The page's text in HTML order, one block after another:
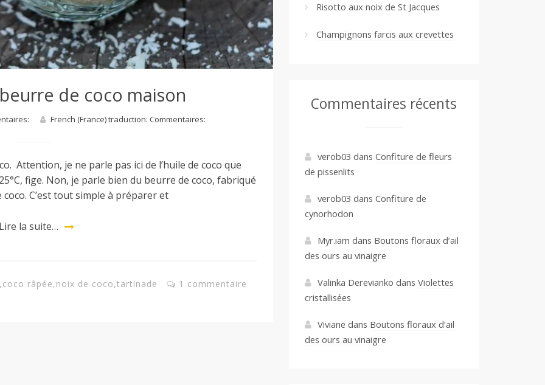
de coco maison
French (France) traduction: Commentaires:
Attention, je ne parle pas ici de l’huile de coco que
fige. Non, je parle bien du beurre de coco, fabriqué
C’est tout simple à préparer et
Lire la suite…
,coco râpée,noix de coco,tartinade 1 commentaire
Risotto aux noix de St Jacques
Champignons farcis aux crevettes
Commentaires récents
verob03 dans Confiture de fleurs
de pissenlits
verob03 dans Confiture de
cynorhodon
Myr.iam dans Boutons floraux d’ail
des ours au vinaigre
Valinka Derevianko dans Violettes
cristallisées
Viviane dans Boutons floraux d’ail
des ours au vinaigre